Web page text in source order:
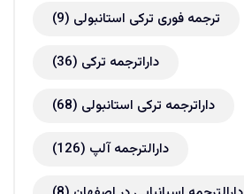
ترجمه فوری ترکی استانبولی (9)
داراترجمه ترکی (36)
داراترجمه ترکی استانبولی (68)
دارالترجمه آلپ (126)